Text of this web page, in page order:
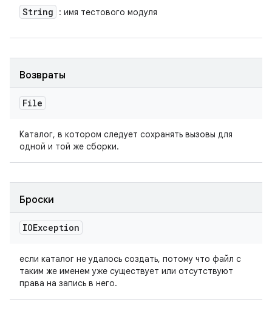
String : имя тестового модуля
Возвраты
File
Каталог, в котором следует сохранять вызовы для
одной и той же сборки.
Броски
IOException
если каталог не удалось создать, потому что файл с
таким же именем уже существует или отсутствуют
права на запись в него.